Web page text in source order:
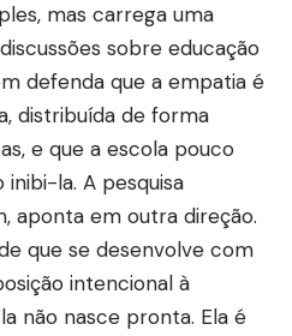
mas carrega uma
sobre educação
defenda que a empatia é
distribuída de forma
e que a escola pouco
la. A pesquisa
aponta em outra direção.
que se desenvolve com
intencional à
não nasce pronta. Ela é